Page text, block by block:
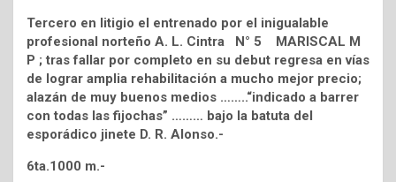
Tercero en litigio el entrenado por el inigualable
profesional norteño A. L. Cintra N° 5 MARISCAL M
P ; tras fallar por completo en su debut regresa en vías
de lograr amplia rehabilitación a mucho mejor precio;
alazán de muy buenos medios ……..“indicado a barrer
con todas las fijochas” ……… bajo la batuta del
esporádico jinete D. R. Alonso.-
6ta.1000 m.-